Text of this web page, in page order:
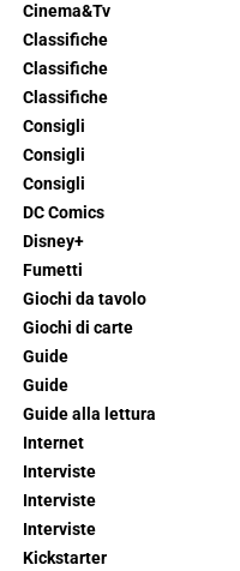
Cinema&Tv
Classifiche
Classifiche
Classifiche
Consigli
Consigli
Consigli
DC Comics
Disney+
Fumetti
Giochi da tavolo
Giochi di carte
Guide
Guide
Guide alla lettura
Internet
Interviste
Interviste
Interviste
Kickstarter